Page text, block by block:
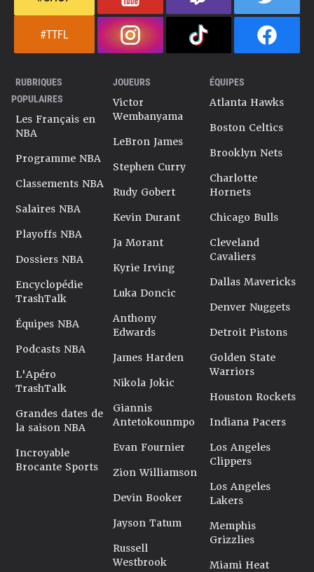
#TTFL
RUBRIQUES
POPULAIRES
Les Français en
NBA
Programme NBA
Classements NBA
Salaires NBA
Playoffs NBA
Dossiers NBA
Encyclopédie
TrashTalk
Équipes NBA
Podcasts NBA
L'Apéro
TrashTalk
Grandes dates de
la saison NBA
Incroyable
Brocante Sports
JOUEURS
Victor
Wembanyama
LeBron James
Stephen Curry
Rudy Gobert
Kevin Durant
Ja Morant
Kyrie Irving
Luka Doncic
Anthony
Edwards
James Harden
Nikola Jokic
Giannis
Antetokounmpo
Evan Fournier
Zion Williamson
Devin Booker
Jayson Tatum
Russell
Westbrook
ÉQUIPES
Atlanta Hawks
Boston Celtics
Brooklyn Nets
Charlotte
Hornets
Chicago Bulls
Cleveland
Cavaliers
Dallas Mavericks
Denver Nuggets
Detroit Pistons
Golden State
Warriors
Houston Rockets
Indiana Pacers
Los Angeles
Clippers
Los Angeles
Lakers
Memphis
Grizzlies
Miami Heat